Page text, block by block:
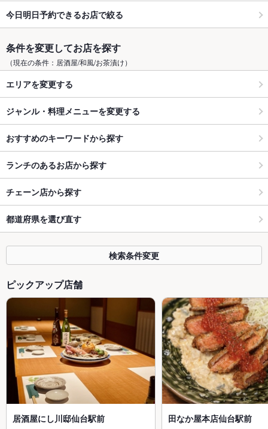
今日明日予約できるお店で絞る
条件を変更してお店を探す
（現在の条件：居酒屋/和風/お茶漬け）
エリアを変更する
ジャンル・料理メニューを変更する
おすすめのキーワードから探す
ランチのあるお店から探す
チェーン店から探す
都道府県を選び直す
検索条件変更
ピックアップ店舗
居酒屋にし川邸仙台駅前 田なか屋本店仙台駅前